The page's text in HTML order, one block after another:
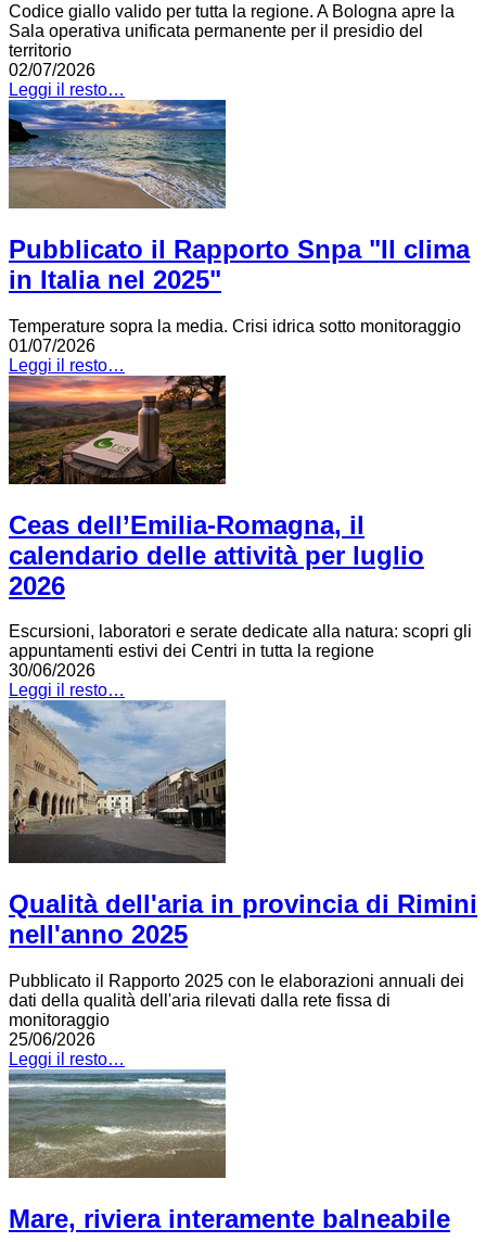
Codice giallo valido per tutta la regione. A Bologna apre la
Sala operativa unificata permanente per il presidio del
territorio
02/07/2026
Leggi il resto…
Pubblicato il Rapporto Snpa "Il clima
in Italia nel 2025"
Temperature sopra la media. Crisi idrica sotto monitoraggio
01/07/2026
Leggi il resto…
Ceas dell’Emilia-Romagna, il
calendario delle attività per luglio
2026
Escursioni, laboratori e serate dedicate alla natura: scopri gli
appuntamenti estivi dei Centri in tutta la regione
30/06/2026
Leggi il resto…
Qualità dell'aria in provincia di Rimini
nell'anno 2025
Pubblicato il Rapporto 2025 con le elaborazioni annuali dei
dati della qualità dell'aria rilevati dalla rete fissa di
monitoraggio
25/06/2026
Leggi il resto…
Mare, riviera interamente balneabile